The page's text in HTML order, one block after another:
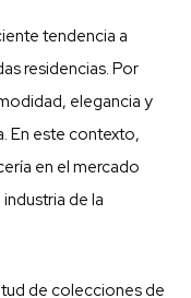
tendencia a
residencias. Por
elegancia y
En este contexto,
en el mercado
de la
de colecciones de